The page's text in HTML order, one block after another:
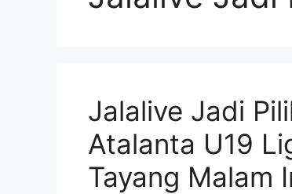
Jalalive Jadi
Atalanta U19
Tayang Malam